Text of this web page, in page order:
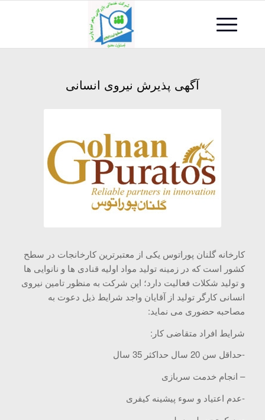
آگهی پذیرش نیروی انسانی
کارخانه گلنان پوراتوس یکی از معتبرترین کارخانجات در سطح
کشور است که در زمینه تولید مواد اولیه قنادی ها و نانوایی ها
و تولید شکلات فعالیت دارد؛ این شرکت به منظور تامین نیروی
انسانی کارگر تولید از آقایان واجد شرایط ذیل دعوت به
مصاحبه حضوری می نماید:
شرایط افراد متقاضی کار:
-حداقل سن 20 سال حداکثر 35 سال
– انجام خدمت سربازی
-عدم اعتیاد و سوء پیشینه کیفری